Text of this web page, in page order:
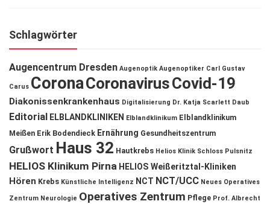
Schlagwörter
Augencentrum Dresden Augenoptik Augenoptiker Carl Gustav
Carus CoronaCoronavirusCovid-19
Diakonissenkrankenhaus Digitalisierung Dr. Katja Scarlett Daub
Editorial ELBLANDKLINIKEN Elblandklinikum Elblandklinikum
Meißen Erik Bodendieck Ernährung Gesundheitszentrum
Grußwort Haus 32 Hautkrebs Helios Klinik Schloss Pulsnitz
HELIOS Klinikum Pirna HELIOS Weißeritztal-Kliniken
Hören Krebs Künstliche Intelligenz NCT NCT/UCC Neues Operatives
Zentrum Neurologie Operatives Zentrum Pflege Prof. Albrecht